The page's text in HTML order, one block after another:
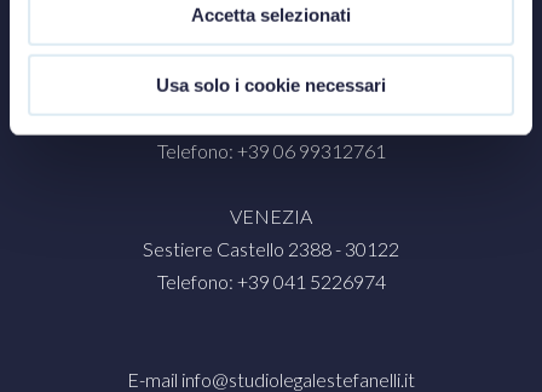
Accetta selezionati
Usa solo i cookie necessari
Telefono: +39 02 87325559
ROMA
Palazzo Marignoli - Piazza di San Silvestro, 8 - 00187
Telefono: +39 06 99312761
VENEZIA
Sestiere Castello 2388 - 30122
Telefono: +39 041 5226974
E-mail info@studiolegalestefanelli.it